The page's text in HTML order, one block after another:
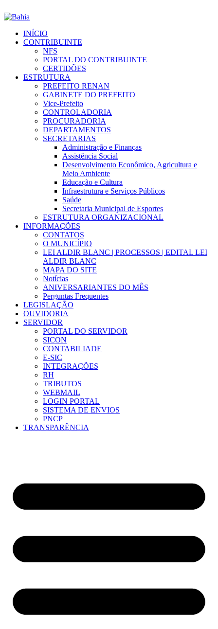
INÍCIO
CONTRIBUINTE
NFS
PORTAL DO CONTRIBUINTE
CERTIDÕES
ESTRUTURA
PREFEITO RENAN
GABINETE DO PREFEITO
Vice-Prefeito
CONTROLADORIA
PROCURADORIA
DEPARTAMENTOS
SECRETARIAS
Administração e Finanças
Assistência Social
Desenvolvimento Econômico, Agricultura e
Meio Ambiente
Educação e Cultura
Infraestrutura e Serviços Públicos
Saúde
Secretaria Municipal de Esportes
ESTRUTURA ORGANIZACIONAL
INFORMAÇÕES
CONTATOS
O MUNICÍPIO
LEI ALDIR BLANC | PROCESSOS | EDITAL LEI
ALDIR BLANC
MAPA DO SITE
Notícias
ANIVERSARIANTES DO MÊS
Perguntas Frequentes
LEGISLAÇÃO
OUVIDORIA
SERVIDOR
PORTAL DO SERVIDOR
SICON
CONTABILIADE
E-SIC
INTEGRAÇÕES
RH
TRIBUTOS
WEBMAIL
LOGIN PORTAL
SISTEMA DE ENVIOS
PNCP
TRANSPARÊNCIA